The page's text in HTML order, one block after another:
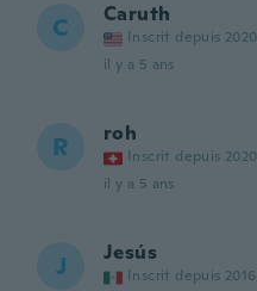
C Caruth
Inscrit depuis 2020
il y a 5 ans
R roh
Inscrit depuis 2020
il y a 5 ans
J Jesús
Inscrit depuis 2016